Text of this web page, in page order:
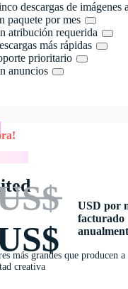
descargas de imágenes
paquete por mes
atribución requerida
más rápidas
prioritario
anuncios
USD por
facturado
más grandes que producen a
creativa